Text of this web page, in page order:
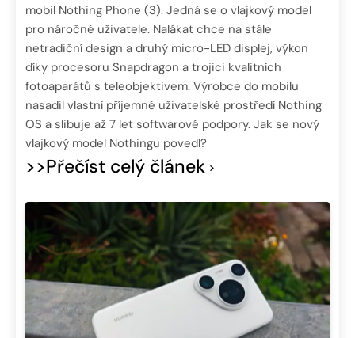
mobil Nothing Phone (3). Jedná se o vlajkový model
pro náročné uživatele. Nalákat chce na stále
netradiční design a druhý micro-LED displej, výkon
díky procesoru Snapdragon a trojici kvalitních
fotoaparátů s teleobjektivem. Výrobce do mobilu
nasadil vlastní příjemné uživatelské prostředí Nothing
OS a slibuje až 7 let softwarové podpory. Jak se nový
vlajkový model Nothingu povedl?
>>Přečíst celý článek